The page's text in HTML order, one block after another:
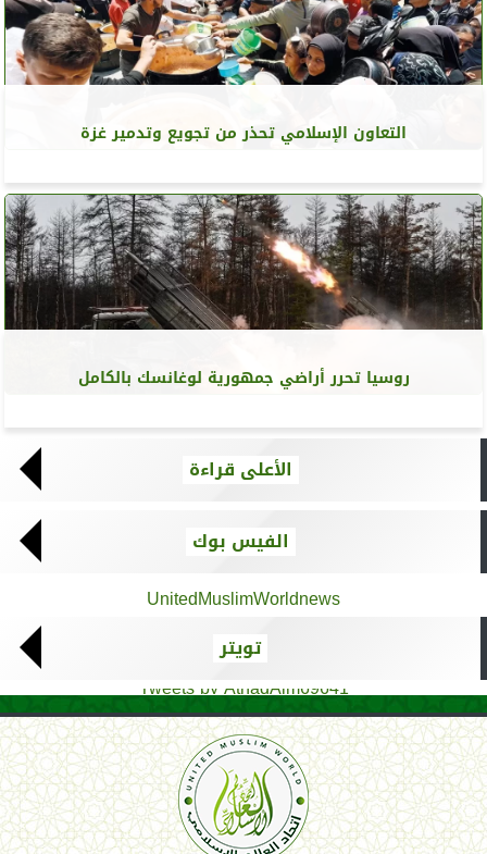
التعاون الإسلامي تحذر من تجويع وتدمير غزة
روسيا تحرر أراضي جمهورية لوغانسك بالكامل
الأعلى قراءة
الفيس بوك
UnitedMuslimWorldnews
تويتر
Tweets by AthadAlm69641